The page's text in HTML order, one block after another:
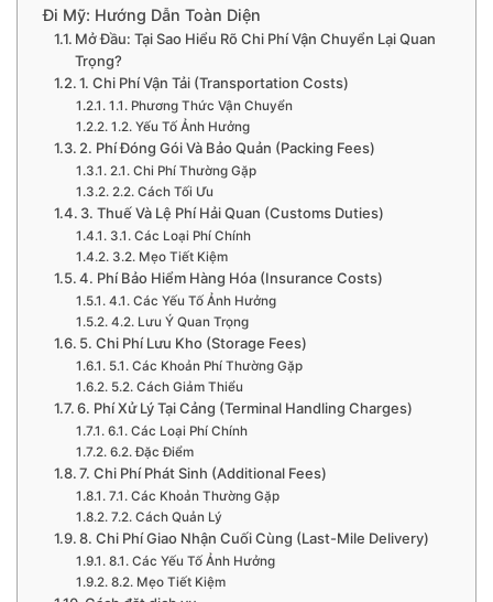
Đi Mỹ: Hướng Dẫn Toàn Diện
Mở Đầu: Tại Sao Hiểu Rõ Chi Phí Vận Chuyển Lại Quan
Trọng?
1. Chi Phí Vận Tải (Transportation Costs)
1.1. Phương Thức Vận Chuyển
1.2. Yếu Tố Ảnh Hưởng
2. Phí Đóng Gói Và Bảo Quản (Packing Fees)
2.1. Chi Phí Thường Gặp
2.2. Cách Tối Ưu
3. Thuế Và Lệ Phí Hải Quan (Customs Duties)
3.1. Các Loại Phí Chính
3.2. Mẹo Tiết Kiệm
4. Phí Bảo Hiểm Hàng Hóa (Insurance Costs)
4.1. Các Yếu Tố Ảnh Hưởng
4.2. Lưu Ý Quan Trọng
5. Chi Phí Lưu Kho (Storage Fees)
5.1. Các Khoản Phí Thường Gặp
5.2. Cách Giảm Thiểu
6. Phí Xử Lý Tại Cảng (Terminal Handling Charges)
6.1. Các Loại Phí Chính
6.2. Đặc Điểm
7. Chi Phí Phát Sinh (Additional Fees)
7.1. Các Khoản Thường Gặp
7.2. Cách Quản Lý
8. Chi Phí Giao Nhận Cuối Cùng (Last-Mile Delivery)
8.1. Các Yếu Tố Ảnh Hưởng
8.2. Mẹo Tiết Kiệm